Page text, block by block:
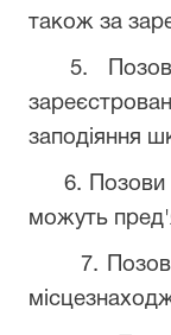
також за
5. Позови
заподіяння
6. Позови
можуть
7. Позови,